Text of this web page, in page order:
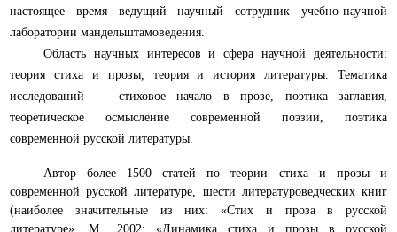
настоящее время ведущий научный сотрудник учебно-научной
лаборатории мандельштамоведения.
Область научных интересов и сфера научной деятельности:
теория стиха и прозы, теория и история литературы. Тематика
исследований — стиховое начало в прозе, поэтика заглавия,
теоретическое осмысление современной поэзии, поэтика
современной русской литературы.
Автор более 1500 статей по теории стиха и прозы и
современной русской литературе, шести литературоведческих книг
(наиболее значительные из них: «Стих и проза в русской
литературе». М., 2002; «Динамика стиха и прозы в русской